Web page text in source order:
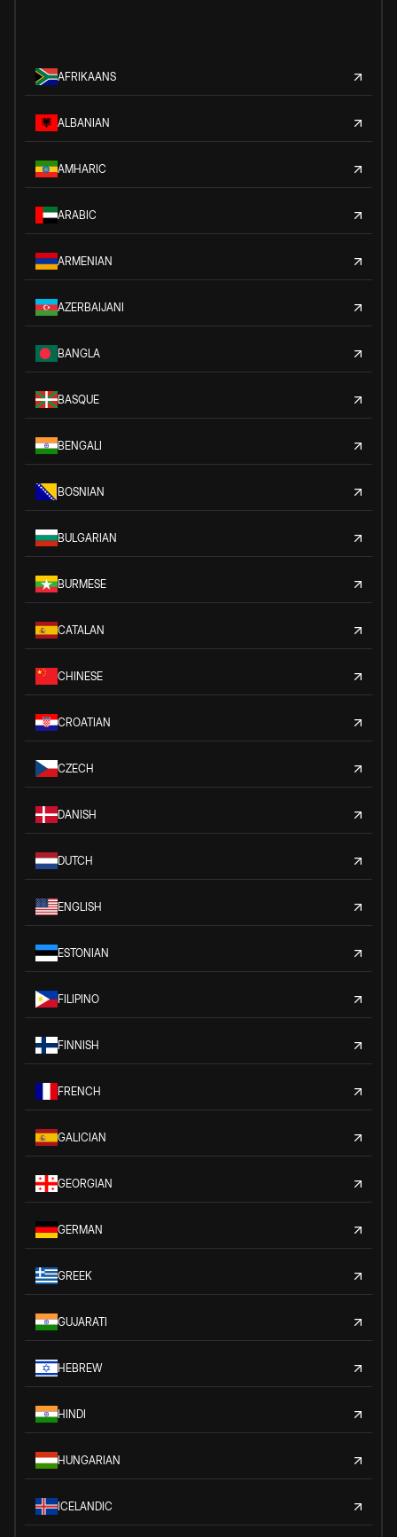
AFRIKAANS
ALBANIAN
AMHARIC
ARABIC
ARMENIAN
AZERBAIJANI
BANGLA
BASQUE
BENGALI
BOSNIAN
BULGARIAN
BURMESE
CATALAN
CHINESE
CROATIAN
CZECH
DANISH
DUTCH
ENGLISH
ESTONIAN
FILIPINO
FINNISH
FRENCH
GALICIAN
GEORGIAN
GERMAN
GREEK
GUJARATI
HEBREW
HINDI
HUNGARIAN
ICELANDIC